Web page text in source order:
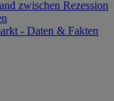
zwischen Rezession
- Daten & Fakten